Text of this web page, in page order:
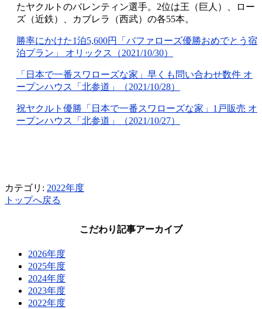
たヤクルトのバレンティン選手。2位は王（巨人）、ロー
ズ（近鉄）、カブレラ（西武）の各55本。
勝率にかけた1泊5,600円「バファローズ優勝おめでとう宿
泊プラン」 オリックス（2021/10/30）
「日本で一番スワローズな家」早くも問い合わせ数件 オ
ープンハウス「北参道」（2021/10/28）
祝ヤクルト優勝「日本で一番スワローズな家」 1 戸販売 オ
ープンハウス「北参道」（2021/10/27）
カテゴリ: 2022年度
トップへ戻る
こだわり記事アーカイブ
2026年度
2025年度
2024年度
2023年度
2022年度